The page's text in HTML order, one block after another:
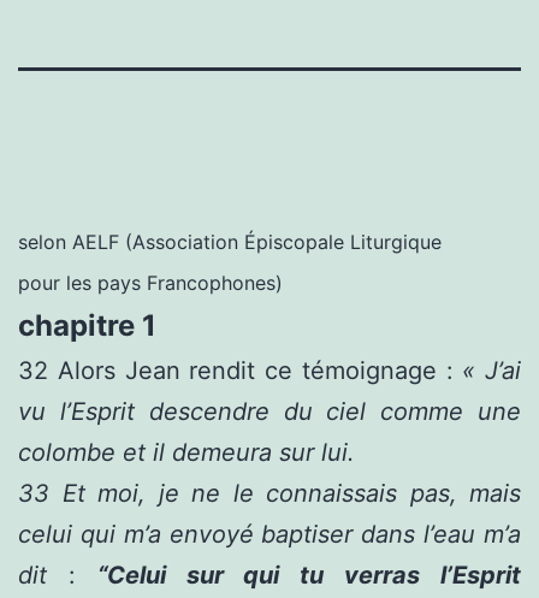
selon AELF (Association Épiscopale Liturgique
pour les pays Francophones)
chapitre 1
32 Alors Jean rendit ce témoignage : « J’ai
vu l’Esprit descendre du ciel comme une
colombe et il demeura sur lui.
33 Et moi, je ne le connaissais pas, mais
celui qui m’a envoyé baptiser dans l’eau m’a
dit : “Celui sur qui tu verras l’Esprit